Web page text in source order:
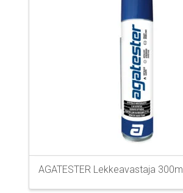
AGATESTER Lekkeavastaja 300ml